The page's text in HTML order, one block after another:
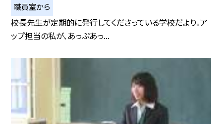
職員室から
校長先生が定期的に発行してくださっている学校だより。ア
ップ担当の私が、あっぷあっ...